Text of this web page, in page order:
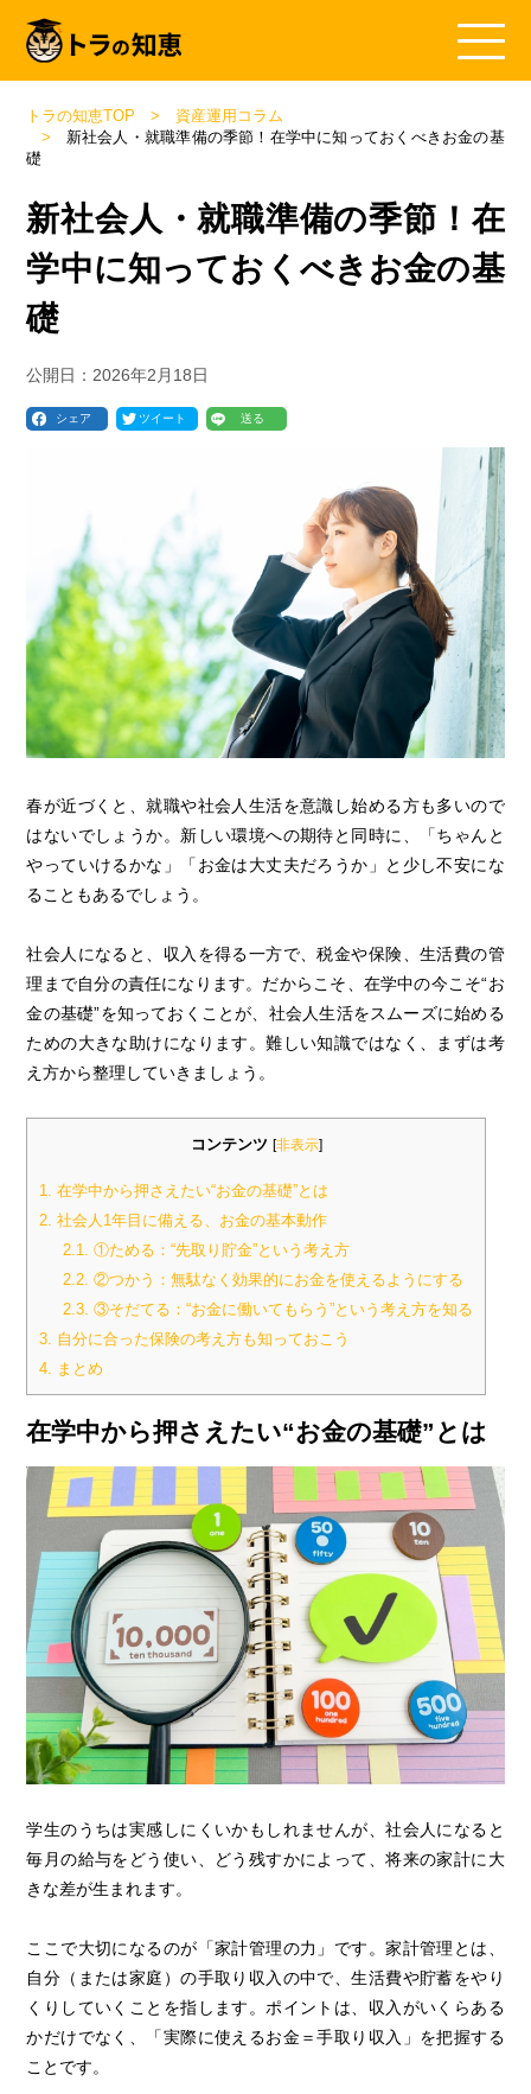
トラの知恵TOP
資産運用コラム
新社会人・就職準備の季節！在学中に知っておくべきお金の基
礎
新社会人・就職準備の季節！在
学中に知っておくべきお金の基
礎
公開日： 2026年2月18日
シェア ツイート 送る
春が近づくと、就職や社会人生活を意識し始める方も多いので
はないでしょうか。新しい環境への期待と同時に、「ちゃんと
やっていけるかな」「お金は大丈夫だろうか」と少し不安にな
ることもあるでしょう。
社会人になると、収入を得る一方で、税金や保険、生活費の管
理まで自分の責任になります。だからこそ、在学中の今こそ“お
金の基礎”を知っておくことが、社会人生活をスムーズに始める
ための大きな助けになります。難しい知識ではなく、まずは考
え方から整理していきましょう。
コンテンツ [非表示]
1.
在学中から押さえたい“お金の基礎”とは
2. 社会人1年目に備える、お金の基本動作
2.1.
①ためる：“先取り貯金”という考え方
2.2. ②つかう：無駄なく効果的にお金を使えるようにする
2.3. ③そだてる：“お金に働いてもらう”という考え方を知る
3. 自分に合った保険の考え方も知っておこう
4.
まとめ
在学中から押さえたい“お金の基礎”とは
学生のうちは実感しにくいかもしれませんが、社会人になると
毎月の給与をどう使い、どう残すかによって、将来の家計に大
きな差が生まれます。
ここで大切になるのが「家計管理の力」です。家計管理とは、
自分（または家庭）の手取り収入の中で、生活費や貯蓄をやり
くりしていくことを指します。ポイントは、収入がいくらある
かだけでなく、「実際に使えるお金＝手取り収入」を把握する
ことです。